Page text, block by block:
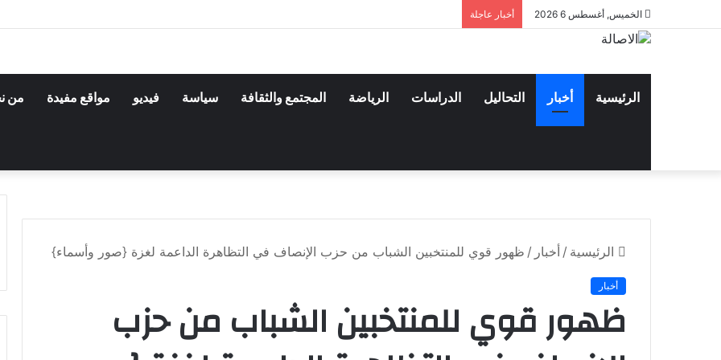
الخميس, أغسطس 6 2026 أخبار عاجلة
الرئيسية أخبار التحاليل الدراسات الرياضة المجتمع والثقافة سياسة فيديو مواقع مفيدة من
الرئيسية / أخبار / ظهور قوي للمنتخبين الشباب من حزب الإنصاف في التظاهرة الداعمة لغزة {صور وأسماء}
أخبار
ظهور قوي للمنتخبين الشباب من حزب